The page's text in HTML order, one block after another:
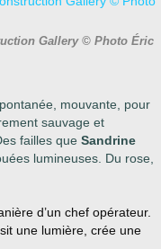
Gallery © Photo Éric
mouvante, pour
sauvage et
failles que Sandrine
lumineuses. Du rose,
d’un chef opérateur.
une lumière, crée une